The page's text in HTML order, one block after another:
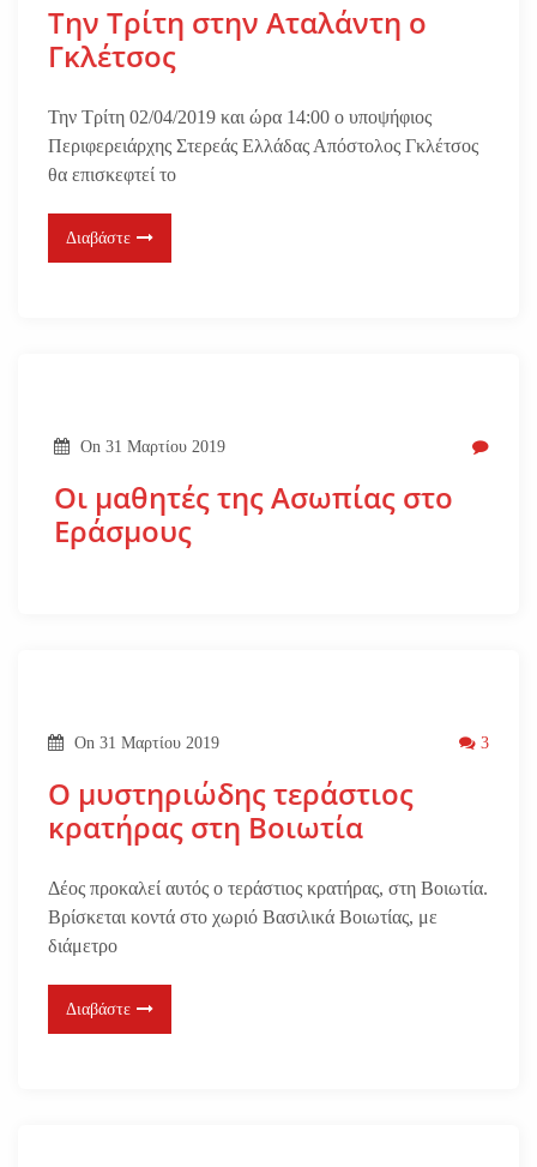
Την Τρίτη στην Αταλάντη ο
Γκλέτσος
Την Τρίτη 02/04/2019 και ώρα 14:00 ο υποψήφιος
Περιφερειάρχης Στερεάς Ελλάδας Απόστολος Γκλέτσος
θα επισκεφτεί το
Διαβάστε
On 31 Μαρτίου 2019
Οι μαθητές της Ασωπίας στο
Εράσμους
On 31 Μαρτίου 2019 3
Ο μυστηριώδης τεράστιος
κρατήρας στη Βοιωτία
Δέος προκαλεί αυτός ο τεράστιος κρατήρας, στη Βοιωτία.
Βρίσκεται κοντά στο χωριό Βασιλικά Βοιωτίας, με
διάμετρο
Διαβάστε